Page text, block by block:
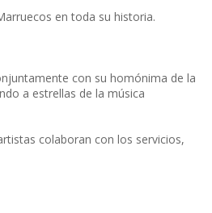
en toda su historia.
con su homónima de la
a estrellas de la música
colaboran con los servicios,